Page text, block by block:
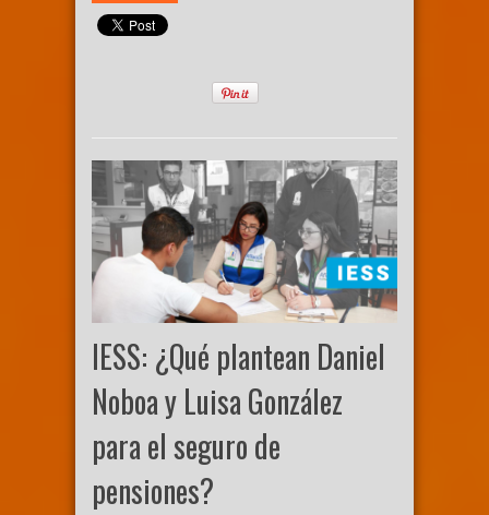
IESS: ¿Qué plantean Daniel
Noboa y Luisa González
para el seguro de
pensiones?